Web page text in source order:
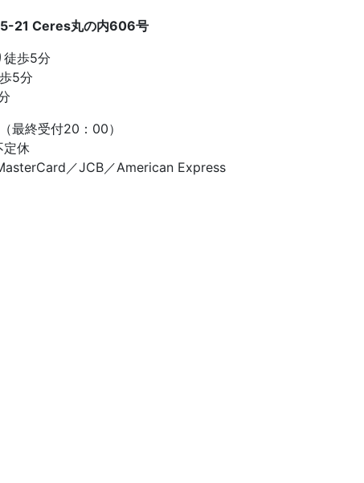
21 Ceres丸の内606号
徒歩5分
5分
終受付20：00）
休
／JCB／American Express